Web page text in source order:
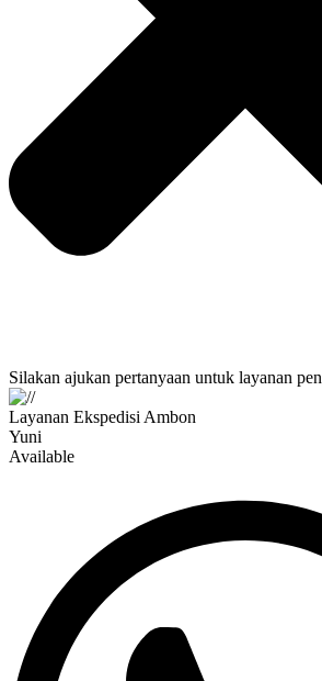
Silakan ajukan pertanyaan untuk layanan
Layanan Ekspedisi Ambon
Yuni
Available